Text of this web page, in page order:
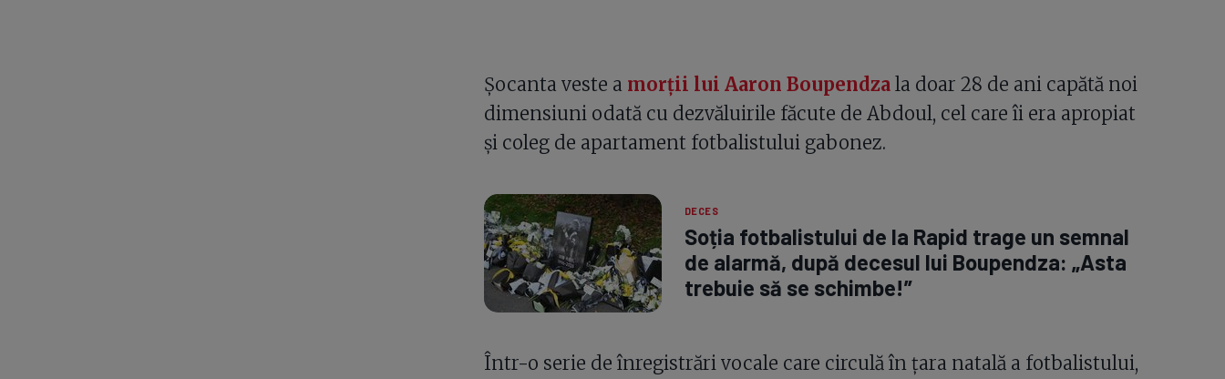
Șocanta veste a morții lui Aaron Boupendzala doar 28 de ani capătă noi
dimensiuni odată cu dezvăluirile făcute de Abdoul, cel care îi era apropiat
și coleg de apartament fotbalistului gabonez.
DECES
Soția fotbalistului de la Rapid trage un semnal
de alarmă, după decesul lui Boupendza: „Asta
trebuie să se schimbe!”
Într-o serie de înregistrări vocale care circulă în țara natală a fotbalistului,